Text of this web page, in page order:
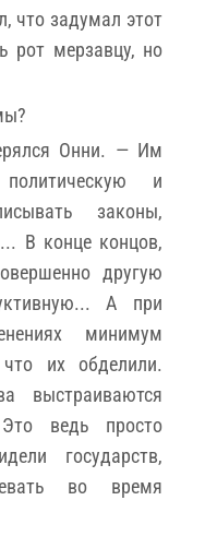
что задумал этот
рот мерзавцу, но
Онни. — Им
политическую и
законы,
В конце концов,
другую
А при
минимум
их обделили.
выстраиваются
ведь просто
государств,
во время